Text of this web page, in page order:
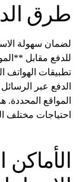
طرق
لضمان سهولة
للدفع مقابل
تطبيقات الهواتف
الدفع عبر
المواقع المحددة.
احتياجات مختلف